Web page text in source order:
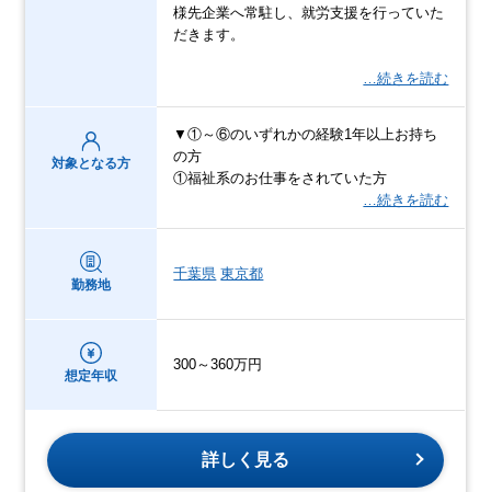
様先企業へ常駐し、就労支援を行っていた
だきます。
…続きを読む
対象となる方
▼①～⑥のいずれかの経験1年以上お持ち
の方
①福祉系のお仕事をされていた方
…続きを読む
勤務地
千葉県 東京都
想定年収
300～360万円
詳しく見る